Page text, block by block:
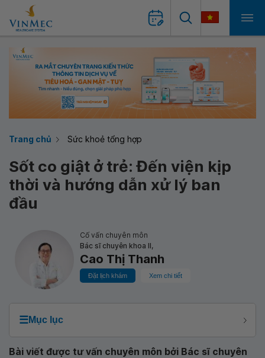
Trang chủ Sức khoẻ tổng hợp
Sốt co giật ở trẻ: Đến viện kịp
thời và hướng dẫn xử lý ban
đầu
Cố vấn chuyên môn
Bác sĩ chuyên khoa II,
Cao Thị Thanh
Đặt lịch khám Xem chi tiết
☰Mục lục
Bài viết được tư vấn chuyên môn bởi Bác sĩ chuyên